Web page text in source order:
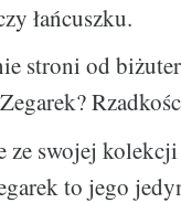
łańcuszku.
stroni od
ze swojej
to jego